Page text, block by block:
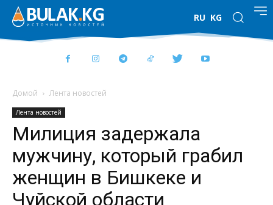
RU KG
Домой Лента новостей
Лента новостей
Милиция задержала
мужчину, который грабил
женщин в Бишкеке и
Чуйской области